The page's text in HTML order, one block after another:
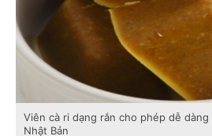
Viên cà ri dạng rắn cho phép dễ
Nhật Bản